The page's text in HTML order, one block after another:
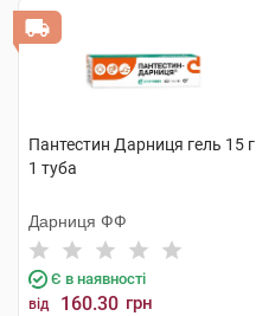
Пантестин Дарниця гель 15 г
1 туба
Дарниця ФФ
Є в наявності
від 160.30 грн